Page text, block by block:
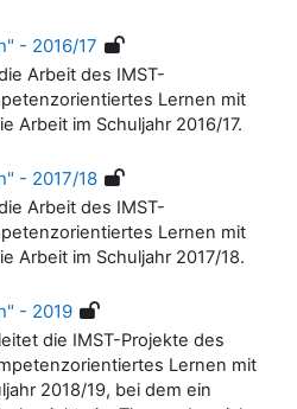
- 2016/17
Arbeit des IMST-
Lernen mit
Arbeit im Schuljahr 2016/17.
- 2017/18
Arbeit des IMST-
Lernen mit
Arbeit im Schuljahr 2017/18.
- 2019
die IMST-Projekte des
Lernen mit
2018/19, bei dem ein